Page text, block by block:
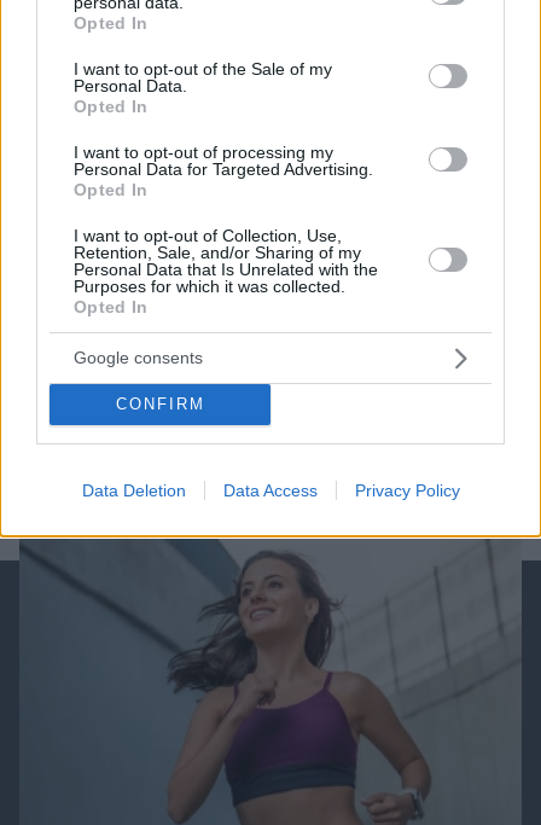
grant or deny consent to Google and its third-party tags to
use your data for below specified purposes in below Google
consent section.
Opted In
I want to opt-out of the Sale of my
Personal Data.
Opted In
I want to opt-out of processing my
Personal Data for Targeted Advertising.
Opted In
I want to opt-out of Collection, Use,
Retention, Sale, and/or Sharing of my
Personal Data that Is Unrelated with the
Purposes for which it was collected.
Opted In
Google consents
CONFIRM
Data Deletion Data Access Privacy Policy
Games
Cut The Rope
ΔΕΙΤΕ ΟΛΑ ΤΑ GAMES
Best of Network